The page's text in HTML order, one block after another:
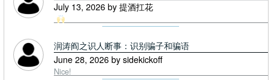
July 13, 2026 by 提酒扛花
润涛阎之识人断事：识别骗子和骗语
June 28, 2026 by sidekickoff
Nice!